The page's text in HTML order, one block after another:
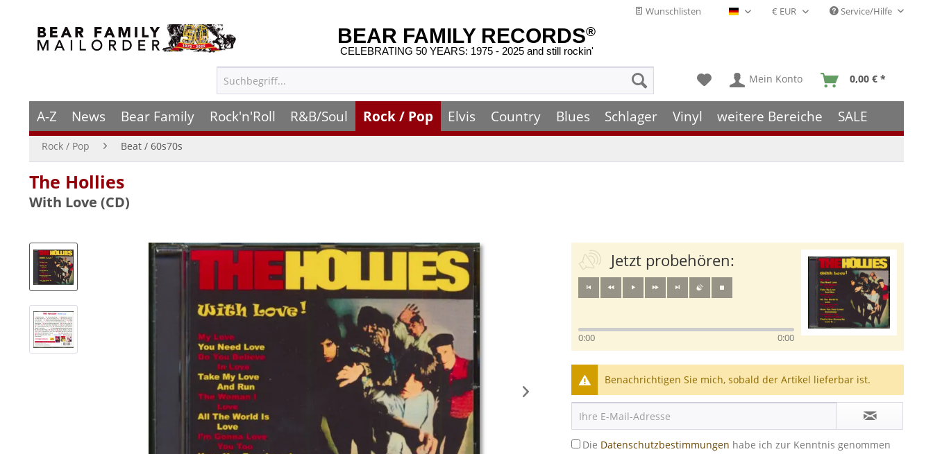
Wunschlisten Deutsch - DE Service/Hilfe
BEAR FAMILY RECORDS®
CELEBRATING 50 YEARS: 1975 - 2025 and still rockin'
Mein Konto 0,00 € *
A-Z News Bear Family Rock'n'Roll R&B/Soul Rock / Pop Elvis Country Blues Schlager Vinyl weitere Bereiche SALE
Rock / Pop Beat / 60s70s
The Hollies
With Love (CD)
Jetzt probehören:
0:00 0:00
Benachrichtigen Sie mich, sobald der Artikel lieferbar ist.
Die Datenschutzbestimmungen habe ich zur Kenntnis genommen